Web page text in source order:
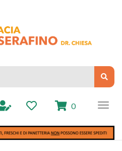
0 prodotti
inseriti